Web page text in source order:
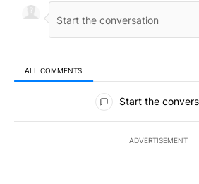
ALL COMMENTS
All Comments
Start the
ADVERTISEMENT